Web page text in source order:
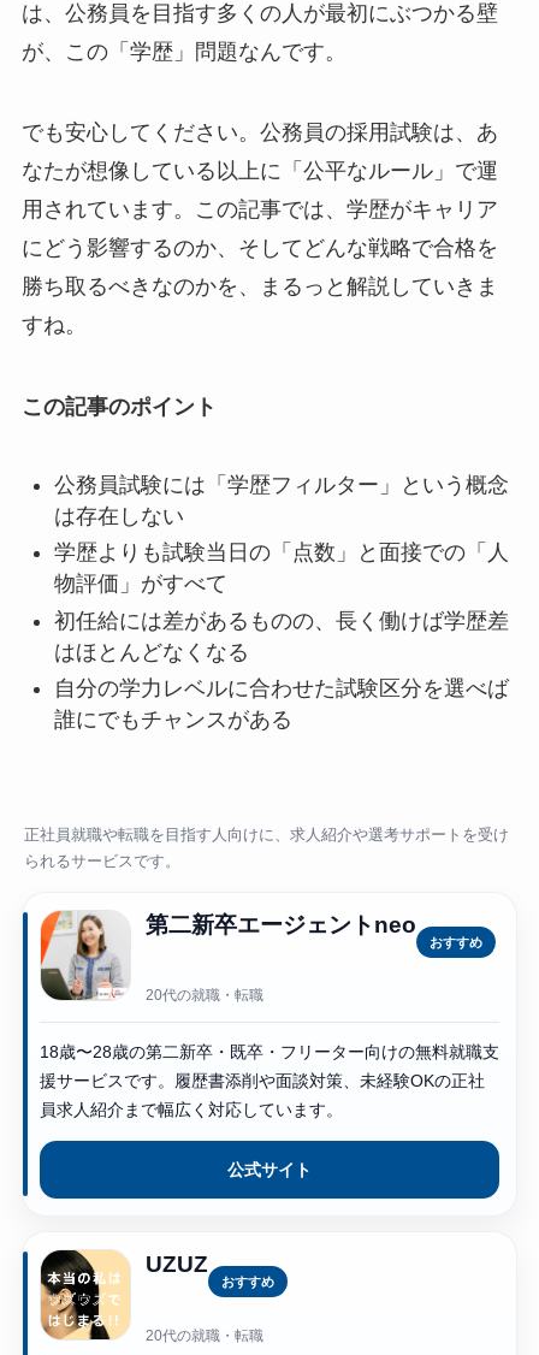
は、公務員を目指す多くの人が最初にぶつかる壁
が、この「学歴」問題なんです。
でも安心してください。公務員の採用試験は、あ
なたが想像している以上に「公平なルール」で運
用されています。この記事では、学歴がキャリア
にどう影響するのか、そしてどんな戦略で合格を
勝ち取るべきなのかを、まるっと解説していきま
すね。
この記事のポイント
公務員試験には「学歴フィルター」という概念
は存在しない
学歴よりも試験当日の「点数」と面接での「人
物評価」がすべて
初任給には差があるものの、長く働けば学歴差
はほとんどなくなる
自分の学力レベルに合わせた試験区分を選べば
誰にでもチャンスがある
正社員就職や転職を目指す人向けに、求人紹介や選考サポートを受け
られるサービスです。
第二新卒エージェントneo
おすすめ
20代の就職・転職
18歳〜28歳の第二新卒・既卒・フリーター向けの無料就職支
援サービスです。履歴書添削や面談対策、未経験OKの正社
員求人紹介まで幅広く対応しています。
公式サイト
UZUZ
おすすめ
20代の就職・転職